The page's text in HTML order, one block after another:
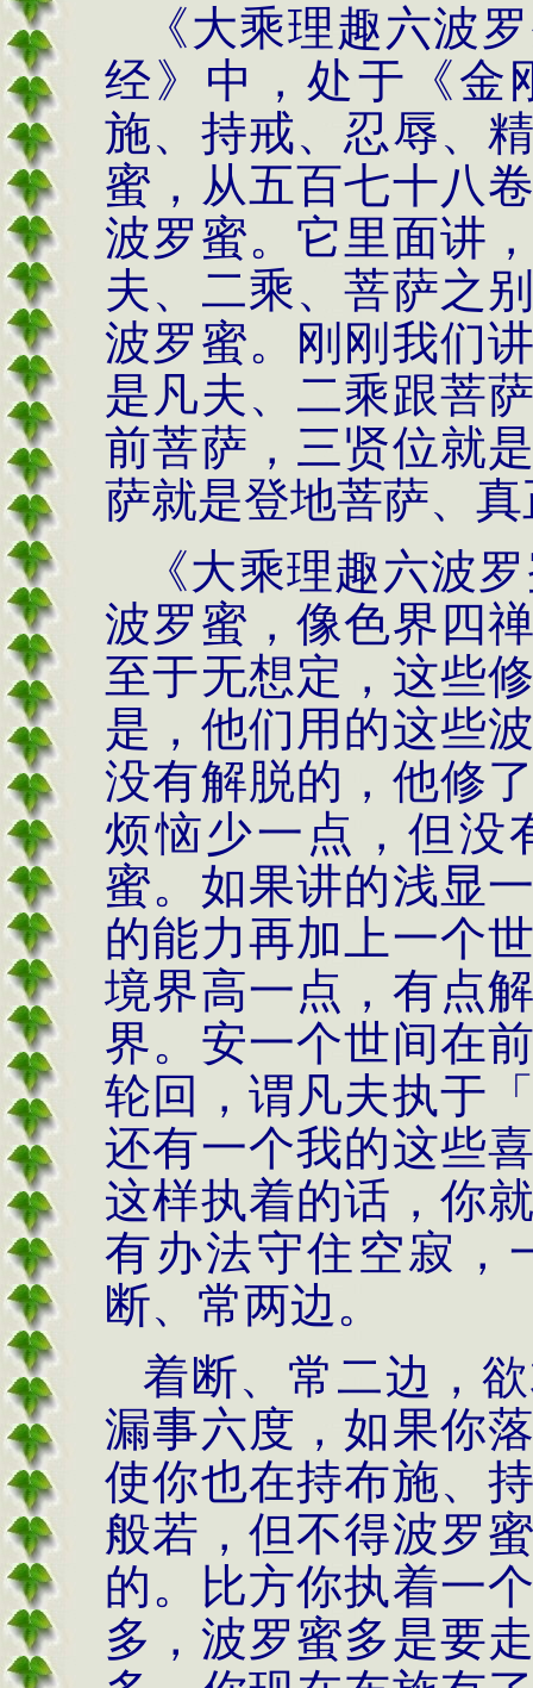
《大乘理趣六波
经》中，处于《金
施、持戒、忍辱、
蜜，从五百七十八
波罗蜜。它里面讲
夫、二乘、菩萨之
波罗蜜。刚刚我们
是凡夫、二乘跟菩
前菩萨，三贤位就
萨就是登地菩萨、
《大乘理趣六波
波罗蜜，像色界四
至于无想定，这些
是，他们用的这些
没有解脱的，他修
烦恼少一点，但没
蜜。如果讲的浅显
的能力再加上一个
境界高一点，有点
界。安一个世间在
轮回，谓凡夫执于
还有一个我的这些
这样执着的话，你
有办法守住空寂，
断、常两边。
着断、常二边，
漏事六度，如果你
使你也在持布施、
般若，但不得波罗
的。比方你执着一
多，波罗蜜多是要